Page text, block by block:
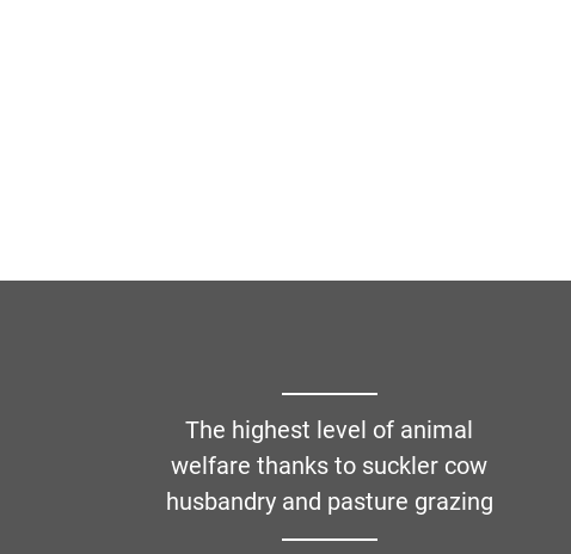
The highest level of animal
welfare thanks to suckler cow
husbandry and pasture grazing